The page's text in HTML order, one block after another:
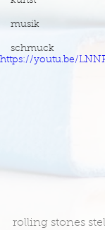
musik
schmuck
https://youtu.be/
rolling stones